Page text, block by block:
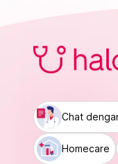
Chat
Homecare